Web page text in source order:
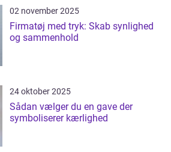
02 november 2025
Firmatøj med tryk: Skab synlighed
og sammenhold
24 oktober 2025
Sådan vælger du en gave der
symboliserer kærlighed